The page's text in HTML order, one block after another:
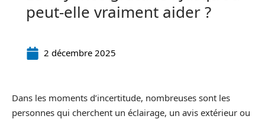
peut-elle vraiment aider ?
2 décembre 2025
Dans les moments d’incertitude, nombreuses sont les
personnes qui cherchent un éclairage, un avis extérieur ou